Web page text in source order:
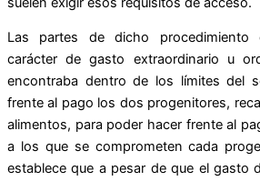
Las partes de dicho procedimiento
carácter de gasto extraordinario u
encontraba dentro de los límites del
frente al pago los dos progenitores,
alimentos, para poder hacer frente al
a los que se comprometen cada
establece que a pesar de que el gasto